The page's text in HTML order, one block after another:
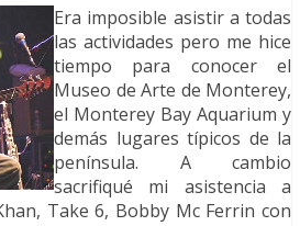
Era imposible asistir a todas
las actividades pero me hice
tiempo para conocer el
Museo de Arte de Monterey,
el Monterey Bay Aquarium y
demás lugares típicos de la
península. A cambio
sacrifiqué mi asistencia a
Take 6, Bobby Mc Ferrin con